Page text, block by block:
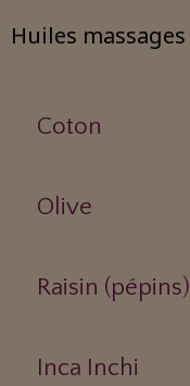
Huiles massages
Coton
Olive
Raisin (pépins)
Inca Inchi